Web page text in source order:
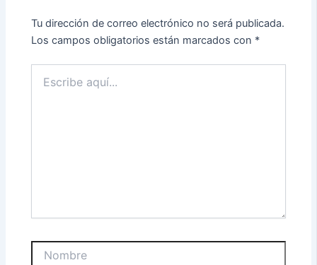
Tu dirección de correo electrónico no será publicada.
Los campos obligatorios están marcados con *
aquí...